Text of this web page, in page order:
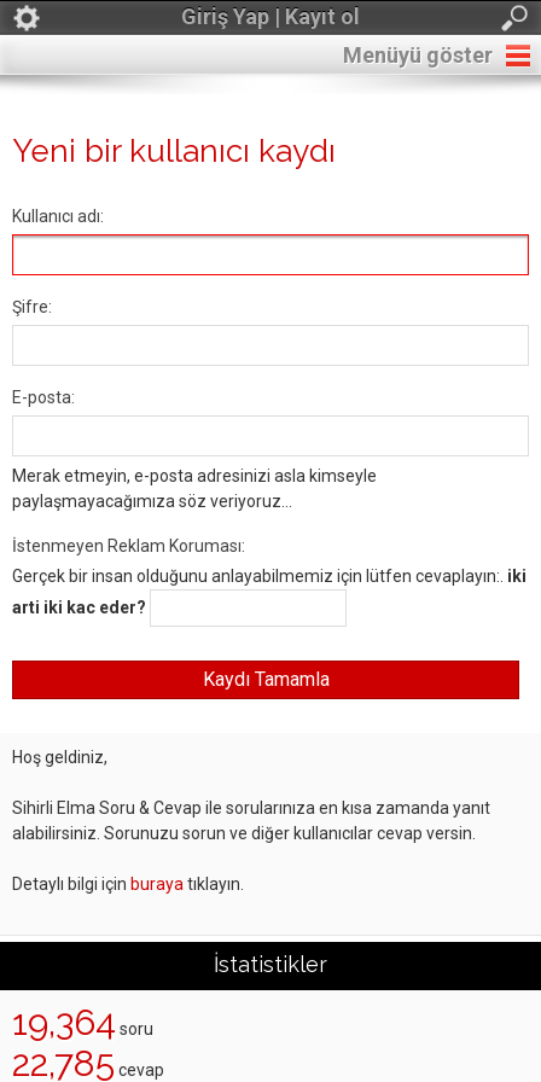
Giriş Yap | Kayıt ol
Menüyü göster
Yeni bir kullanıcı kaydı
Kullanıcı adı:
Şifre:
E-posta:
Merak etmeyin, e-posta adresinizi asla kimseyle
paylaşmayacağımıza söz veriyoruz...
İstenmeyen Reklam Koruması:
Gerçek bir insan olduğunu anlayabilmemiz için lütfen cevaplayın:. iki
arti iki kac eder?
Hoş geldiniz,
Sihirli Elma Soru & Cevap ile sorularınıza en kısa zamanda yanıt
alabilirsiniz. Sorunuzu sorun ve diğer kullanıcılar cevap versin.
Detaylı bilgi için buraya tıklayın.
İstatistikler
19,364 soru
22,785 cevap